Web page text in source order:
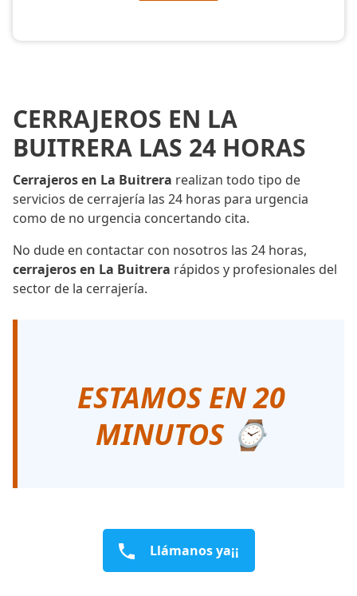
CERRAJEROS EN LA
BUITRERA LAS 24 HORAS
Cerrajeros en La Buitrera realizan todo tipo de
servicios de cerrajería las 24 horas para urgencia
como de no urgencia concertando cita.
No dude en contactar con nosotros las 24 horas,
cerrajeros en La Buitrera rápidos y profesionales del
sector de la cerrajería.
ESTAMOS EN 20
MINUTOS ⌚
Llámanos ya¡¡